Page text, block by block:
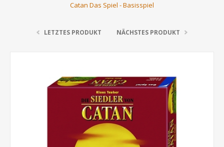
Catan Das Spiel - Basisspiel
LETZTES PRODUKT NÄCHSTES PRODUKT